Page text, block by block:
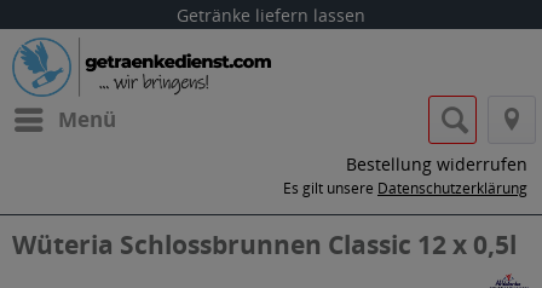
Getränke liefern lassen
Menü
Bestellung widerrufen
Es gilt unsere Datenschutzerklärung
Wüteria Schlossbrunnen Classic 12 x 0,5l